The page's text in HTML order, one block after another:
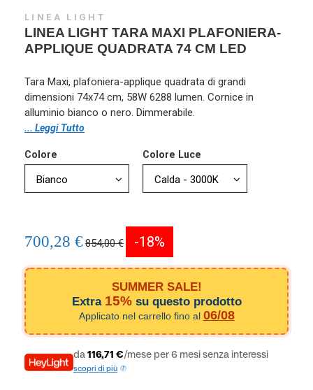
LINEA LIGHT
LINEA LIGHT TARA MAXI PLAFONIERA-
APPLIQUE QUADRATA 74 CM LED
Tara Maxi, plafoniera-applique quadrata di grandi
dimensioni 74x74 cm, 58W 6288 lumen. Cornice in
alluminio bianco o nero. Dimmerabile.
... Leggi Tutto
Colore Colore Luce
700,28 €854,00 € -18%
SUMMER SALE!
Extra 15%su questo prodotto
Applicato nel carrello fino al 06/08
da 116,71 €/mese per 6 mesi senza interessi
scopri di più